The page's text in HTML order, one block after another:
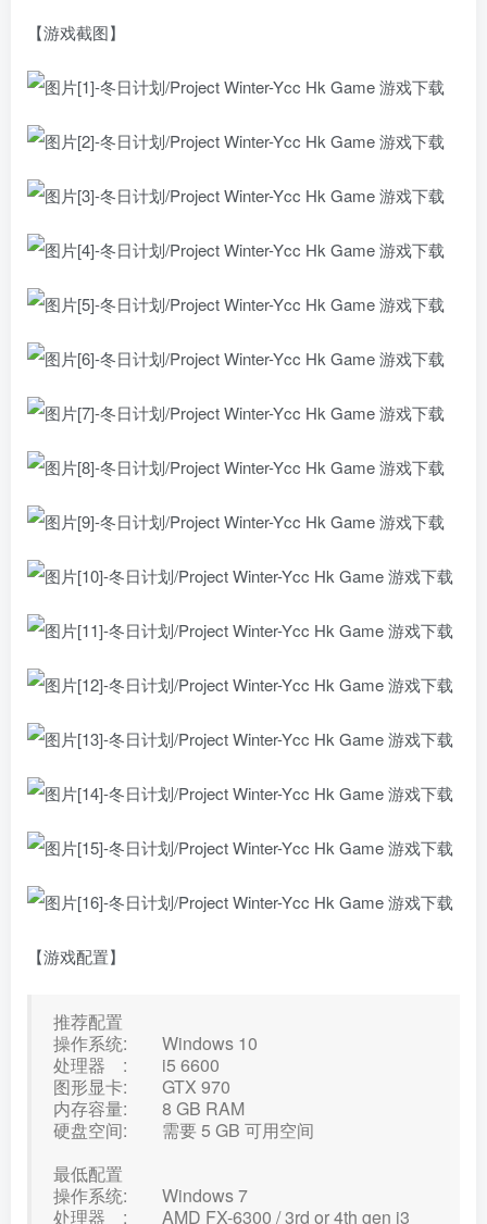
【游戏截图】
【游戏配置】
推荐配置
操作系统: Windows 10
处理器 : i5 6600
图形显卡: GTX 970
内存容量: 8 GB RAM
硬盘空间: 需要 5 GB 可用空间
最低配置
操作系统: Windows 7
处理器 : AMD FX-6300 / 3rd or 4th gen i3